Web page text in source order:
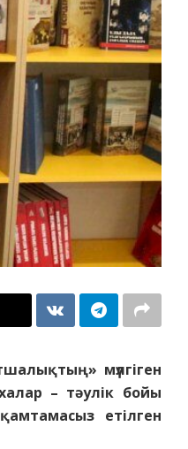
мүлгіген
– тәулік бойы
етілген